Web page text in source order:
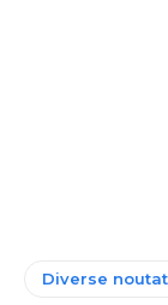
Diverse